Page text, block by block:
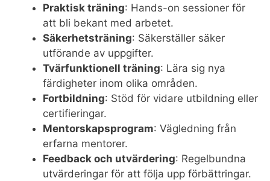
Praktisk träning: Hands-on sessioner för
att bli bekant med arbetet.
Säkerhetsträning: Säkerställer säker
utförande av uppgifter.
Tvärfunktionell träning: Lära sig nya
färdigheter inom olika områden.
Fortbildning: Stöd för vidare utbildning eller
certifieringar.
Mentorskapsprogram: Vägledning från
erfarna mentorer.
Feedback och utvärdering: Regelbundna
utvärderingar för att följa upp förbättringar.